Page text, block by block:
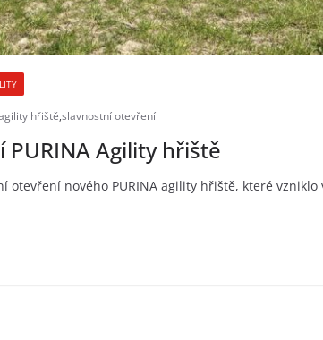
hřiště,slavnostní otevření
Agility hřiště
otevření nového PURINA agility hřiště, které